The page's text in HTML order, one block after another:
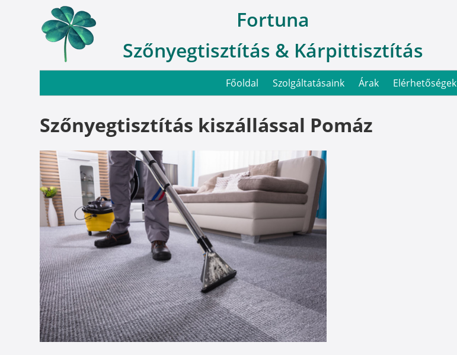
Fortuna
Szőnyegtisztítás & Kárpittisztítás
Főoldal Szolgáltatásaink Árak Elérhetőségek
Szőnyegtisztítás kiszállással Pomáz